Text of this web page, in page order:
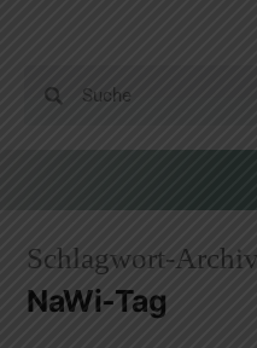
Schlagwort-
NaWi-Tag